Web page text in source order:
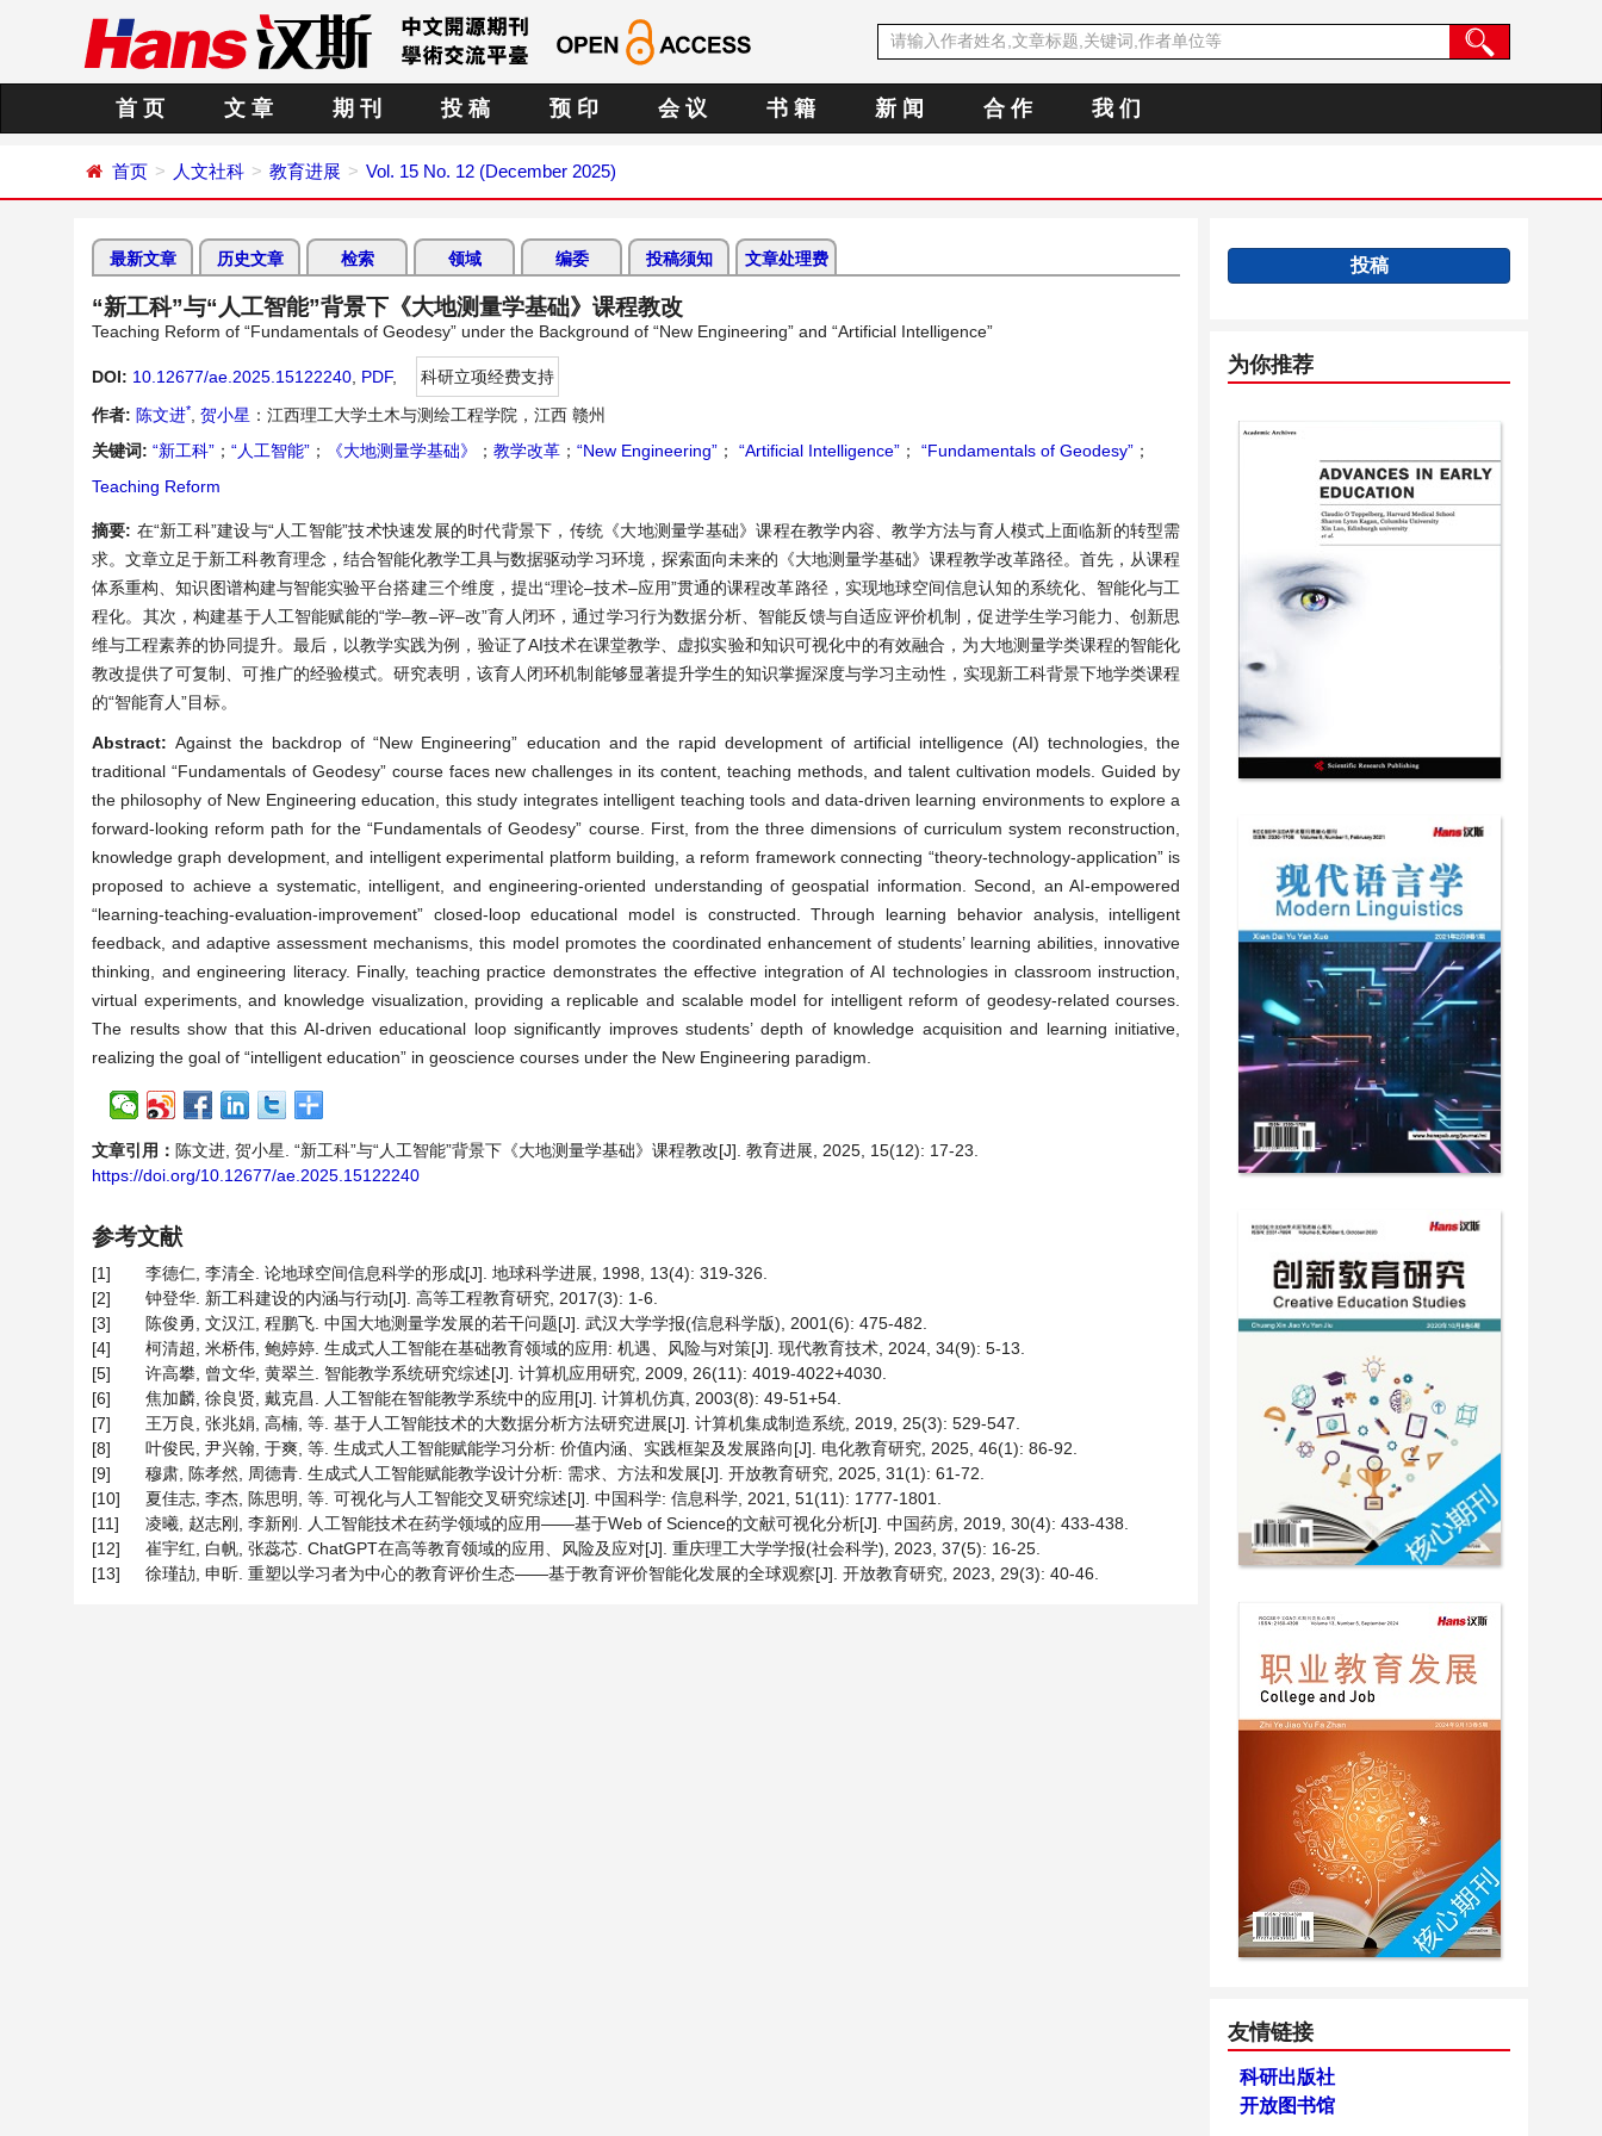
首 页 文 章 期 刊 投 稿 预 印 会 议 书 籍 新 闻 合 作 我 们
首页 人文社科 教育进展 Vol. 15 No. 12 (December 2025)
最新文章 历史文章 检索 领域 编委 投稿须知 文章处理费
“新工科”与“人工智能”背景下《大地测量学基础》课程教改
Teaching Reform of “Fundamentals of Geodesy” under the Background of “New Engineering” and “Artificial Intelligence”
DOI: 10.12677/ae.2025.15122240 PDF,
科研立项经费支持
作者: 陈文进* 贺小星 ：江西理工大学土木与测绘工程学院，江西 赣州
关键词: “新工科” ； “人工智能” ； 《大地测量学基础》 ； 教学改革 ； “New Engineering” ； “Artificial Intelligence” ； “Fundamentals of Geodesy” ；
Teaching Reform
摘要: 在“新工科”建设与“人工智能”技术快速发展的时代背景下，传统《大地测量学基础》课程在教学内容、教学方法与育人模式上面临新的转型需
求。文章立足于新工科教育理念，结合智能化教学工具与数据驱动学习环境，探索面向未来的《大地测量学基础》课程教学改革路径。首先，从课程
体系重构、知识图谱构建与智能实验平台搭建三个维度，提出“理论–技术–应用”贯通的课程改革路径，实现地球空间信息认知的系统化、智能化与工
程化。其次，构建基于人工智能赋能的“学–教–评–改”育人闭环，通过学习行为数据分析、智能反馈与自适应评价机制，促进学生学习能力、创新思
维与工程素养的协同提升。最后，以教学实践为例，验证了AI技术在课堂教学、虚拟实验和知识可视化中的有效融合，为大地测量学类课程的智能化
教改提供了可复制、可推广的经验模式。研究表明，该育人闭环机制能够显著提升学生的知识掌握深度与学习主动性，实现新工科背景下地学类课程
的“智能育人”目标。
Abstract:Against the backdrop of “New Engineering” education and the rapid development of artificial intelligence (AI) technologies, the
traditional “Fundamentals of Geodesy” course faces new challenges in its content, teaching methods, and talent cultivation models. Guided by
the philosophy of New Engineering education, this study integrates intelligent teaching tools and data-driven learning environments to explore a
forward-looking reform path for the “Fundamentals of Geodesy” course. First, from the three dimensions of curriculum system reconstruction,
knowledge graph development, and intelligent experimental platform building, a reform framework connecting “theory-technology-application” is
proposed to achieve a systematic, intelligent, and engineering-oriented understanding of geospatial information. Second, an AI-empowered
“learning-teaching-evaluation-improvement” closed-loop educational model is constructed. Through learning behavior analysis, intelligent
feedback, and adaptive assessment mechanisms, this model promotes the coordinated enhancement of students’ learning abilities, innovative
thinking, and engineering literacy. Finally, teaching practice demonstrates the effective integration of AI technologies in classroom instruction,
virtual experiments, and knowledge visualization, providing a replicable and scalable model for intelligent reform of geodesy-related courses.
The results show that this AI-driven educational loop significantly improves students’ depth of knowledge acquisition and learning initiative,
realizing the goal of “intelligent education” in geoscience courses under the New Engineering paradigm.
文章引用： 陈文进, 贺小星. “新工科”与“人工智能”背景下《大地测量学基础》课程教改[J]. 教育进展, 2025, 15(12): 17-23.
https://doi.org/10.12677/ae.2025.15122240
参考文献
[1]
李德仁, 李清全. 论地球空间信息科学的形成[J]. 地球科学进展, 1998, 13(4): 319-326.
[2]
钟登华. 新工科建设的内涵与行动[J]. 高等工程教育研究, 2017(3): 1-6.
[3]
陈俊勇, 文汉江, 程鹏飞. 中国大地测量学发展的若干问题[J]. 武汉大学学报(信息科学版), 2001(6): 475-482.
[4]
柯清超, 米桥伟, 鲍婷婷. 生成式人工智能在基础教育领域的应用: 机遇、风险与对策[J]. 现代教育技术, 2024, 34(9): 5-13.
[5]
许高攀, 曾文华, 黄翠兰. 智能教学系统研究综述[J]. 计算机应用研究, 2009, 26(11): 4019-4022+4030.
[6]
焦加麟, 徐良贤, 戴克昌. 人工智能在智能教学系统中的应用[J]. 计算机仿真, 2003(8): 49-51+54.
[7]
王万良, 张兆娟, 高楠, 等. 基于人工智能技术的大数据分析方法研究进展[J]. 计算机集成制造系统, 2019, 25(3): 529-547.
[8]
叶俊民, 尹兴翰, 于爽, 等. 生成式人工智能赋能学习分析: 价值内涵、实践框架及发展路向[J]. 电化教育研究, 2025, 46(1): 86-92.
[9]
穆肃, 陈孝然, 周德青. 生成式人工智能赋能教学设计分析: 需求、方法和发展[J]. 开放教育研究, 2025, 31(1): 61-72.
[10]
夏佳志, 李杰, 陈思明, 等. 可视化与人工智能交叉研究综述[J]. 中国科学: 信息科学, 2021, 51(11): 1777-1801.
[11]
凌曦, 赵志刚, 李新刚. 人工智能技术在药学领域的应用——基于Web of Science的文献可视化分析[J]. 中国药房, 2019, 30(4): 433-438.
[12]
崔宇红, 白帆, 张蕊芯. ChatGPT在高等教育领域的应用、风险及应对[J]. 重庆理工大学学报(社会科学), 2023, 37(5): 16-25.
[13]
徐瑾劼, 申昕. 重塑以学习者为中心的教育评价生态——基于教育评价智能化发展的全球观察[J]. 开放教育研究, 2023, 29(3): 40-46.
投稿
为你推荐
友情链接
科研出版社
开放图书馆